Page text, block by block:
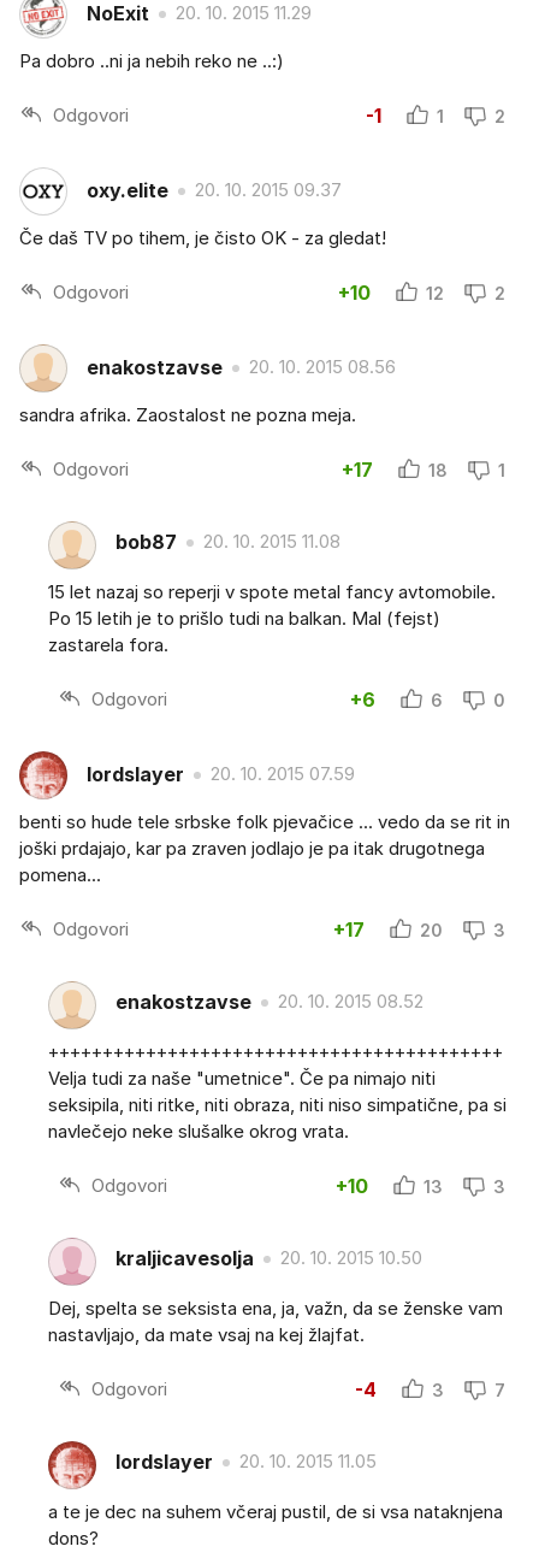
NoExit 20. 10. 2015 11.29
Pa dobro ..ni ja nebih reko ne ..:)
Odgovori -1 1 2
oxy.elite 20. 10. 2015 09.37
Če daš TV po tihem, je čisto OK - za gledat!
Odgovori +10 12 2
enakostzavse 20. 10. 2015 08.56
sandra afrika. Zaostalost ne pozna meja.
Odgovori +17 18 1
bob87 20. 10. 2015 11.08
15 let nazaj so reperji v spote metal fancy avtomobile.
Po 15 letih je to prišlo tudi na balkan. Mal (fejst)
zastarela fora.
Odgovori +6 6 0
lordslayer 20. 10. 2015 07.59
benti so hude tele srbske folk pjevačice ... vedo da se rit in
joški prdajajo, kar pa zraven jodlajo je pa itak drugotnega
pomena...
Odgovori +17 20 3
enakostzavse 20. 10. 2015 08.52
++++++++++++++++++++++++++++++++++++++++++
Velja tudi za naše "umetnice". Če pa nimajo niti
seksipila, niti ritke, niti obraza, niti niso simpatične, pa si
navlečejo neke slušalke okrog vrata.
Odgovori +10 13 3
kraljicavesolja 20. 10. 2015 10.50
Dej, spelta se seksista ena, ja, važn, da se ženske vam
nastavljajo, da mate vsaj na kej žlajfat.
Odgovori -4 3 7
lordslayer 20. 10. 2015 11.05
a te je dec na suhem včeraj pustil, de si vsa nataknjena
dons?